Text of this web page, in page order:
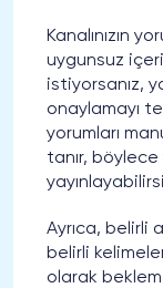
Kanalınızın
uygunsuz
istiyorsanız,
onaylamayı
yorumları
tanır, böylece
Ayrıca, belirli
belirli
olarak